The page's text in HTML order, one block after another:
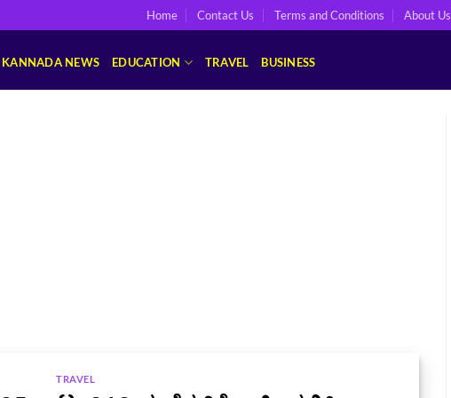
Home Contact Us Terms and Conditions About Us
KANNADA NEWS EDUCATION TRAVEL BUSINESS
TRAVEL